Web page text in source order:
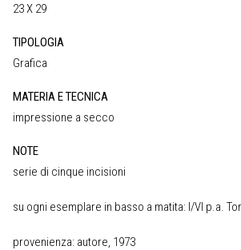
23 X 29
TIPOLOGIA
Grafica
MATERIA E TECNICA
impressione a secco
NOTE
serie di cinque incisioni
su ogni esemplare in basso a matita: I/VI p.a.
provenienza: autore, 1973